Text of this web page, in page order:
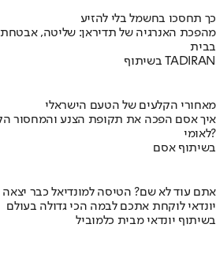
כך תחסכו בחשמל בלי להזיע
מהפכת האנרגיה של תדיראן: שליטה, אבטחת
בבית
בשיתוף TADIRAN
מאחורי הקלעים של הטעם הישראלי
לאומי?
בשיתוף אסם
אתם עוד לא שם? הטיסה למונדיאל כבר יצאה
יונדאי לוקחת אתכם לבמה הכי גדולה בעולם
בשיתוף יונדאי מבית כלמוביל